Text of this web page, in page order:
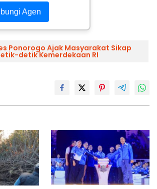
Agen
Ponorogo Ajak Masyarakat Sikap
detik Kemerdekaan RI